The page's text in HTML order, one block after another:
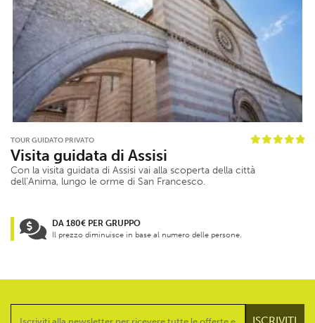
TOUR GUIDATO PRIVATO
Visita guidata di Assisi
Con la visita guidata di Assisi vai alla scoperta della città
dell’Anima, lungo le orme di San Francesco.
DA 180€ PER GRUPPO
Il prezzo diminuisce in base al numero delle persone.